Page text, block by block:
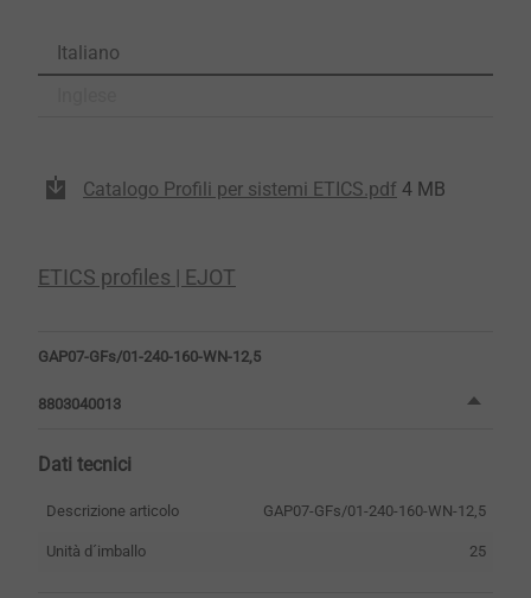
Italiano
Catalogo Profili per sistemi ETICS.pdf 4 MB
ETICS profiles | EJOT
GAP07-GFs/01-240-160-WN-12,5
8803040013
Dati tecnici
Descrizione articolo GAP07-GFs/01-240-160-WN-12,5
Unità d´imballo 25